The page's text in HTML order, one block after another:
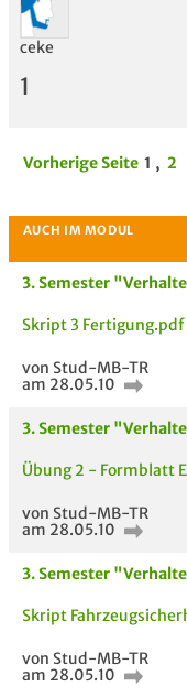
ceke
1
Vorherige Seite 1 , 2
3. Semester
Skript 3 Fertigung.pdf
von Stud-MB-TR
am 28.05.10
3. Semester
Übung 2 - Formblatt
von Stud-MB-TR
am 28.05.10
3. Semester
Skript
von Stud-MB-TR
am 28.05.10